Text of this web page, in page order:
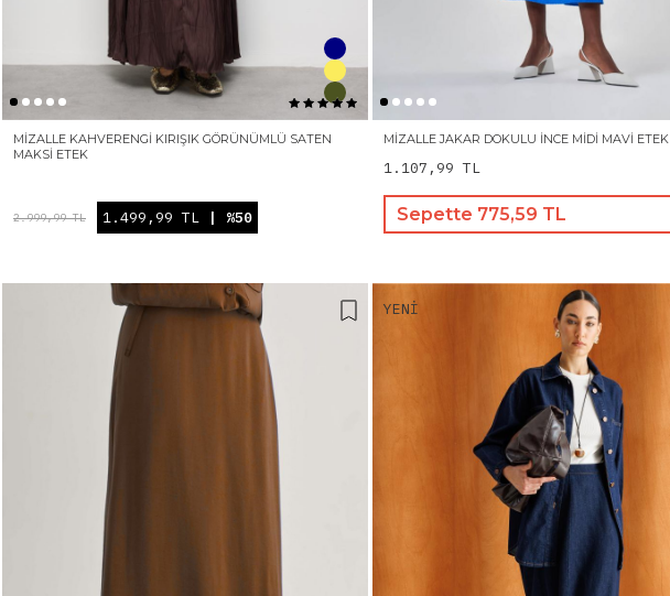
MIZALLE KAHVERENGI KIRIŞIK GÖRÜNÜMLÜ SATEN
MAKSI ETEK
2.999,99 TL 1.499,99 TL | %50
MIZALLE JAKAR DOKULU İNCE MIDI MAVI ETEK
1.107,99 TL
Sepette 775,59 TL
YENI